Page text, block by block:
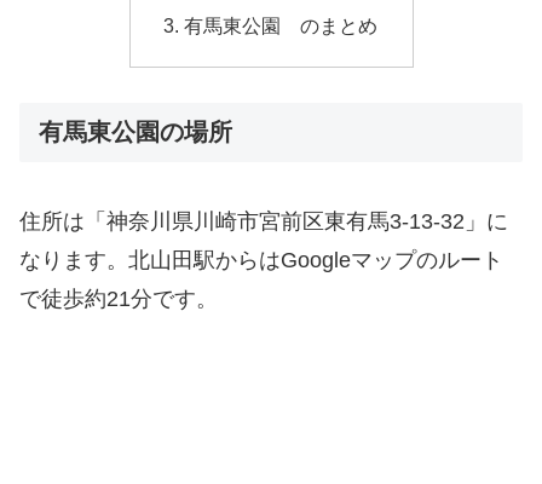
有馬東公園 のまとめ
有馬東公園の場所
住所は「神奈川県川崎市宮前区東有馬3-13-32」に
なります。北山田駅からはGoogleマップのルート
で徒歩約21分です。